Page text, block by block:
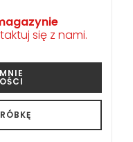
się z nami.